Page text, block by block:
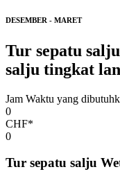
DESEMBER - MARET
Tur sepatu
salju tingkat
Jam Waktu yang
0
CHF*
0
Tur sepatu salju